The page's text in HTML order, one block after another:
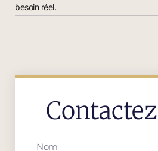
besoin réel.